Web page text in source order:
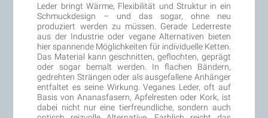
Leder bringt Wärme, Flexibilität und Struktur in ein
Schmuckdesign – und das sogar, ohne neu
produziert werden zu müssen. Gerade Lederreste
aus der Industrie oder vegane Alternativen bieten
hier spannende Möglichkeiten für individuelle Ketten.
Das Material kann geschnitten, geflochten, geprägt
oder sogar bemalt werden. In flachen Bändern,
gedrehten Strängen oder als ausgefallene Anhänger
entfaltet es seine Wirkung. Veganes Leder, oft auf
Basis von Ananasfasern, Apfelresten oder Kork, ist
dabei nicht nur eine tierfreundliche, sondern auch